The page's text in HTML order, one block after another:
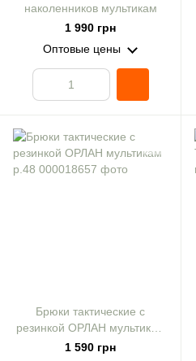
наколенников мультикам
1 990 грн
Оптовые цены
Брюки тактические с
резинкой ОРЛАН мультикам
р.48
1 590 грн